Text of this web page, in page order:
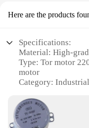
Here are the products
Specifications:
Material: High-
Type: Tor motor
motor
Category:
design
Usage and
applications